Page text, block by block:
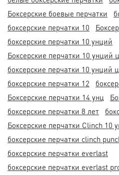
Боксерские боевые перчатки
боксерские перчатки 10
боксерские перчатки 10 унций
Боксерские перчатки 10 унций
боксерские перчатки 10 унций
боксерские перчатки 12
Боксерские перчатки 14 унц
боксерские перчатки 8 лет
Боксерские перчатки Clinch 10
боксерские перчатки clinch
боксерские перчатки everlast
боксерские перчатки everlast